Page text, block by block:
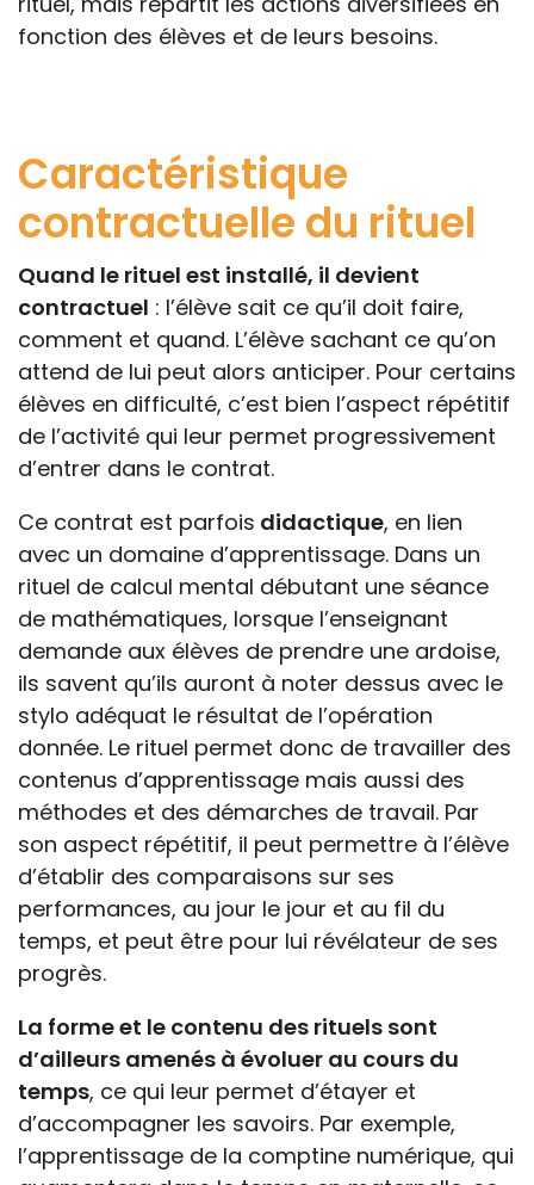
fonction des élèves et de leurs besoins.
Caractéristique
contractuelle du rituel
Quand le rituel est installé, il devient
contractuel : l’élève sait ce qu’il doit faire,
comment et quand. L’élève sachant ce qu’on
attend de lui peut alors anticiper. Pour certains
élèves en difficulté, c’est bien l’aspect répétitif
de l’activité qui leur permet progressivement
d’entrer dans le contrat.
Ce contrat est parfois didactique, en lien
avec un domaine d’apprentissage. Dans un
rituel de calcul mental débutant une séance
de mathématiques, lorsque l’enseignant
demande aux élèves de prendre une ardoise,
ils savent qu’ils auront à noter dessus avec le
stylo adéquat le résultat de l’opération
donnée. Le rituel permet donc de travailler des
contenus d’apprentissage mais aussi des
méthodes et des démarches de travail. Par
son aspect répétitif, il peut permettre à l’élève
d’établir des comparaisons sur ses
performances, au jour le jour et au fil du
temps, et peut être pour lui révélateur de ses
progrès.
La forme et le contenu des rituels sont
d’ailleurs amenés à évoluer au cours du
temps, ce qui leur permet d’étayer et
d’accompagner les savoirs. Par exemple,
l’apprentissage de la comptine numérique, qui